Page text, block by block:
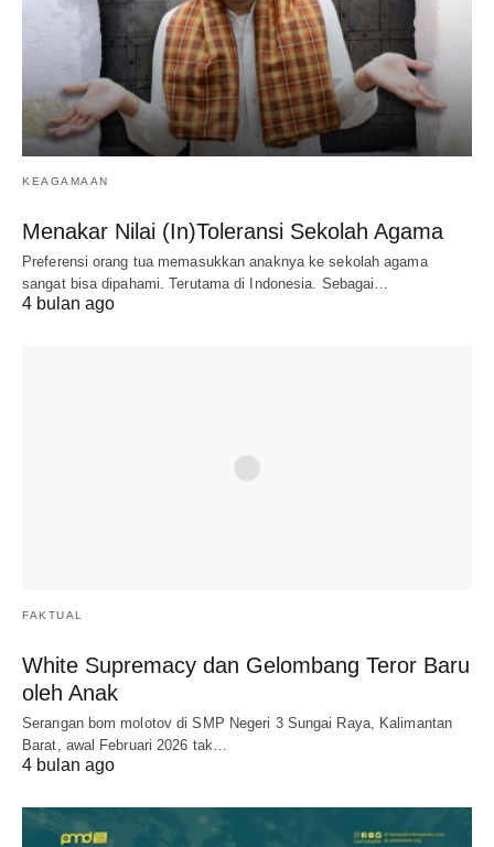
KEAGAMAAN
Menakar Nilai (In)Toleransi Sekolah Agama
Preferensi orang tua memasukkan anaknya ke sekolah agama
sangat bisa dipahami. Terutama di Indonesia. Sebagai…
4 bulan ago
FAKTUAL
White Supremacy dan Gelombang Teror Baru
oleh Anak
Serangan bom molotov di SMP Negeri 3 Sungai Raya, Kalimantan
Barat, awal Februari 2026 tak…
4 bulan ago